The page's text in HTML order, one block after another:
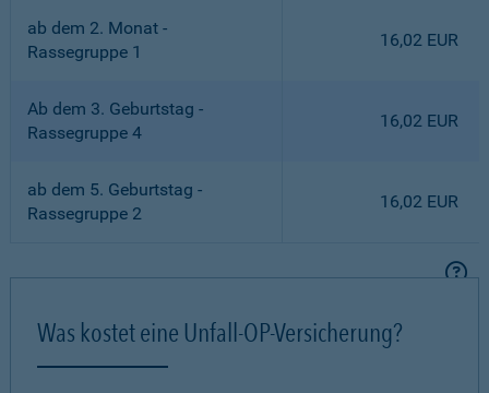
ab dem 2. Monat -
Rassegruppe 1
16,02 EUR
Ab dem 3. Geburtstag -
Rassegruppe 4
16,02 EUR
ab dem 5. Geburtstag -
Rassegruppe 2
16,02 EUR
Was kostet eine Unfall-OP-Versicherung?